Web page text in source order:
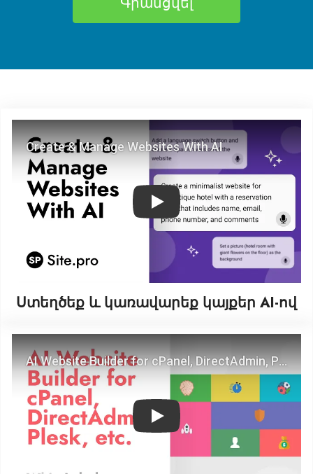
Play
Ստեղծեք և կառավարեք կայքեր AI‑ով
Play